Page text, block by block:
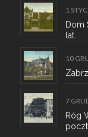
1
Dom
lat.
10
7
Róg